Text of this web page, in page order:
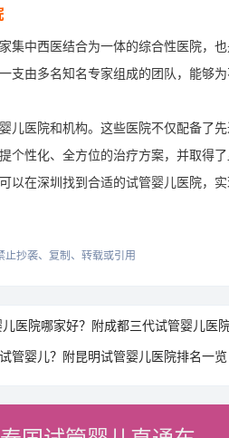
集中西医结合为一体的综合性医院，
支由多名知名专家组成的团队，能够
儿医院和机构。这些医院不仅配备了
个性化、全方位的治疗方案，并取得
以在深圳找到合适的试管婴儿医院，
止抄袭、复制、转载或引用
儿医院哪家好？附成都三代试管婴儿医
管婴儿？附昆明试管婴儿医院排名一